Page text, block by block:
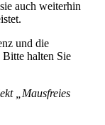
auch weiterhin
und die
halten Sie
„Mausfreies